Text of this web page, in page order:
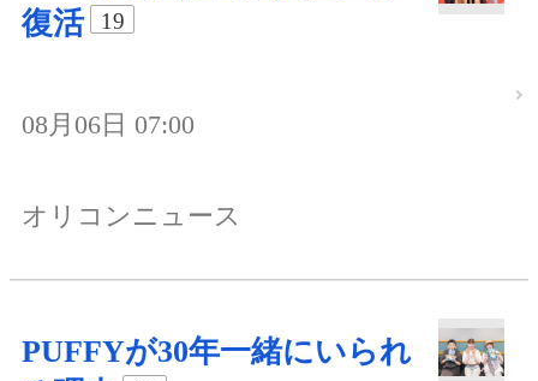
復活
19
08月06日 07:00
オリコンニュース
PUFFYが30年一緒にいられ